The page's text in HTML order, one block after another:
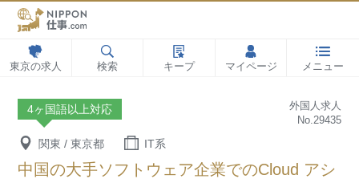
東京の求人 検索 キープ マイページ メニュー
4ヶ国語以上対応
外国人求人
No.29435
関東 / 東京都 IT系
中国の大手ソフトウェア企業でのCloud アシ